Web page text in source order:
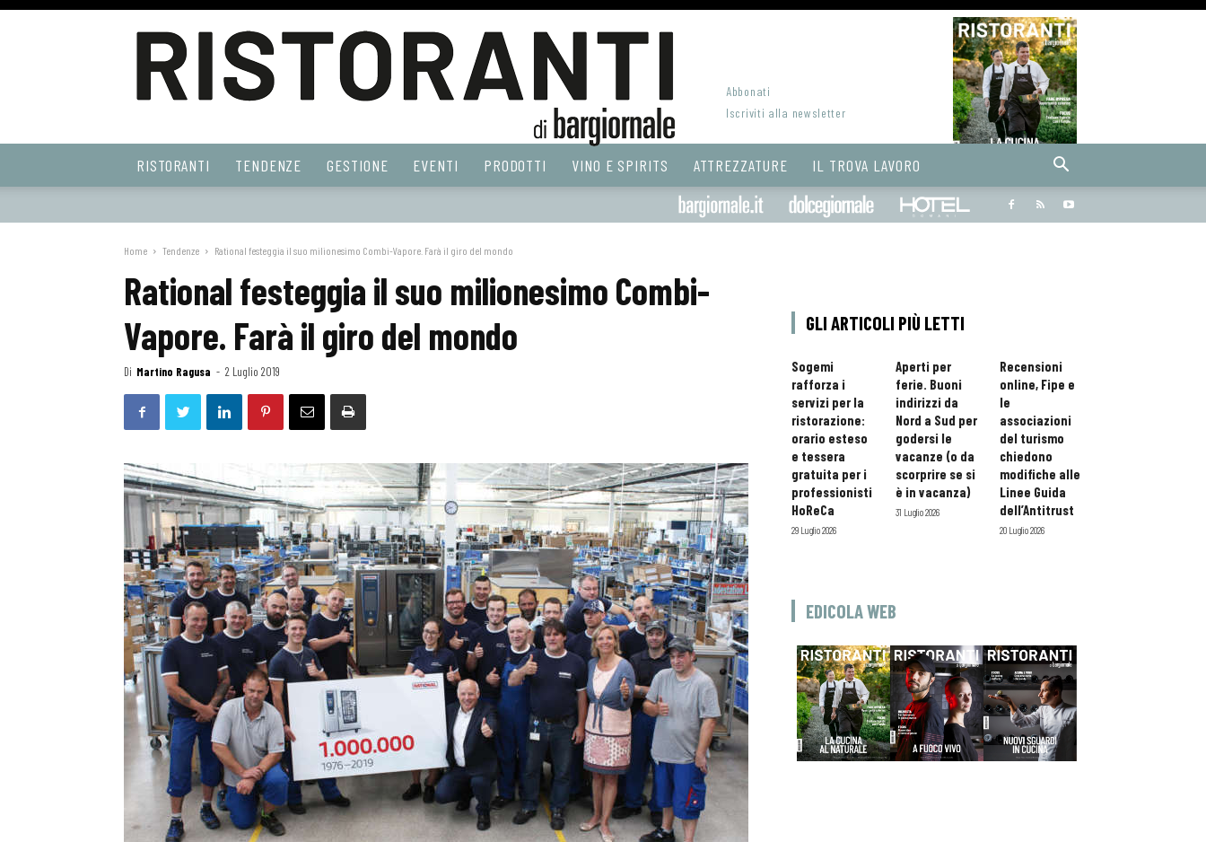
Web
Abbonati
Iscriviti alla newsletter
RISTORANTI TENDENZE GESTIONE EVENTI PRODOTTI VINO E SPIRITS ATTREZZATURE IL TROVA LAVORO
Bargiornale dolcegiornale
Home Tendenze Rational festeggia il suo milionesimo Combi-Vapore. Farà il giro del mondo
Rational festeggia il suo milionesimo Combi-
Vapore. Farà il giro del mondo
Di Martino Ragusa - 2 Luglio 2019
GLI ARTICOLI PIÙ LETTI
Sogemi
rafforza i
servizi per la
ristorazione:
orario esteso
e tessera
gratuita per i
professionisti
HoReCa
29 Luglio 2026
Aperti per
ferie. Buoni
indirizzi da
Nord a Sud per
godersi le
vacanze (o da
scorprire se si
è in vacanza)
31 Luglio 2026
Recensioni
online, Fipe e
le
associazioni
del turismo
chiedono
modifiche alle
Linee Guida
dell’Antitrust
20 Luglio 2026
EDICOLA WEB